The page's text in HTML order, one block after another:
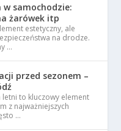
w samochodzie:
żarówek itp
estetyczny, ale
na drodze.
…
przed sezonem –
to kluczowy element
z najważniejszych
…